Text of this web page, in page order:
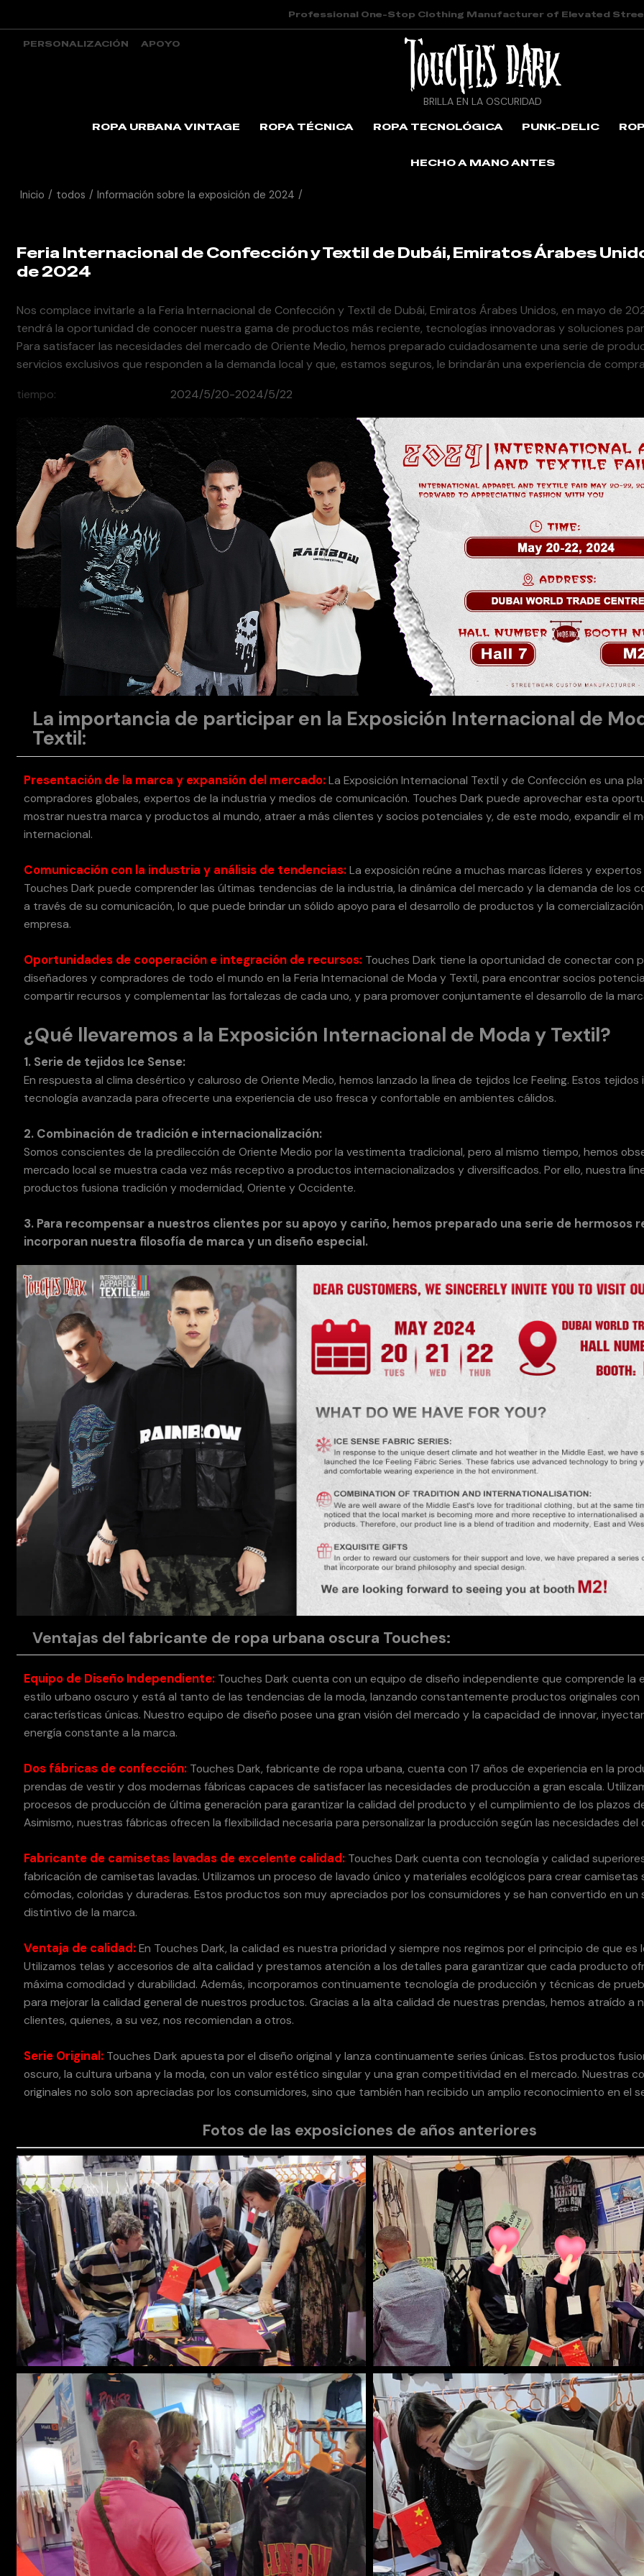
Professional One-Stop Clothing Manufacturer of Elevated
PERSONALIZACIÓN APOYO
BRILLA EN LA OSCURIDAD
ROPA URBANA VINTAGE
ROPA TÉCNICA ROPA TECNOLÓGICA PUNK-DELIC
HECHO A MANO ANTES
Inicio / todos / Información sobre la exposición de 2024 /
Feria Internacional de Confección y Textil de Dubái, Emiratos Árabes
de 2024
Nos complace invitarle a la Feria Internacional de Confección y Textil de Dubái, Emiratos Árabes Unidos, en mayo de
tendrá la oportunidad de conocer nuestra gama de productos más reciente, tecnologías innovadoras y soluciones
Para satisfacer las necesidades del mercado de Oriente Medio, hemos preparado cuidadosamente una serie de
servicios exclusivos que responden a la demanda local y que, estamos seguros, le brindarán una experiencia de
tiempo
2024/5/20-2024/5/22
La importancia de participar en la Exposición Internacional de
Textil:
Presentación de la marca y expansión del mercado:La Exposición Internacional Textil y de Confección es una
compradores globales, expertos de la industria y medios de comunicación. Touches Dark puede aprovechar esta
mostrar nuestra marca y productos al mundo, atraer a más clientes y socios potenciales y, de este modo, expandir el
internacional.
Comunicación con la industria y análisis de tendencias:La exposición reúne a muchas marcas líderes y
Touches Dark puede comprender las últimas tendencias de la industria, la dinámica del mercado y la demanda de los
a través de su comunicación, lo que puede brindar un sólido apoyo para el desarrollo de productos y la
empresa.
Oportunidades de cooperación e integración de recursos: Touches Dark tiene la oportunidad de conectar con
diseñadores y compradores de todo el mundo en la Feria Internacional de Moda y Textil, para encontrar socios
compartir recursos y complementar las fortalezas de cada uno, y para promover conjuntamente el desarrollo de la
¿Qué llevaremos a la Exposición Internacional de Moda y Textil?
1. Serie de tejidos Ice Sense:
En respuesta al clima desértico y caluroso de Oriente Medio, hemos lanzado la línea de tejidos Ice Feeling. Estos tejidos
tecnología avanzada para ofrecerte una experiencia de uso fresca y confortable en ambientes cálidos.
2. Combinación de tradición e internacionalización:
Somos conscientes de la predilección de Oriente Medio por la vestimenta tradicional, pero al mismo tiempo, hemos
mercado local se muestra cada vez más receptivo a productos internacionalizados y diversificados. Por ello, nuestra
productos fusiona tradición y modernidad, Oriente y Occidente.
3. Para recompensar a nuestros clientes por su apoyo y cariño, hemos preparado una serie de hermosos
incorporan nuestra filosofía de marca y un diseño especial.
Ventajas del fabricante de ropa urbana oscura Touches:
Equipo de Diseño Independiente: Touches Dark cuenta con un equipo de diseño independiente que comprende la
estilo urbano oscuro y está al tanto de las tendencias de la moda, lanzando constantemente productos originales con
características únicas. Nuestro equipo de diseño posee una gran visión del mercado y la capacidad de innovar,
energía constante a la marca.
Dos fábricas de confección: Touches Dark, fabricante de ropa urbana, cuenta con 17 años de experiencia en la
prendas de vestir y dos modernas fábricas capaces de satisfacer las necesidades de producción a gran escala.
procesos de producción de última generación para garantizar la calidad del producto y el cumplimiento de los plazos
Asimismo, nuestras fábricas ofrecen la flexibilidad necesaria para personalizar la producción según las necesidades del
Fabricante de camisetas lavadas de excelente calidad: Touches Dark cuenta con tecnología y calidad
fabricación de camisetas lavadas. Utilizamos un proceso de lavado único y materiales ecológicos para crear camisetas
cómodas, coloridas y duraderas. Estos productos son muy apreciados por los consumidores y se han convertido en un
distintivo de la marca.
Ventaja de calidad:En Touches Dark, la calidad es nuestra prioridad y siempre nos regimos por el principio de que es
Utilizamos telas y accesorios de alta calidad y prestamos atención a los detalles para garantizar que cada producto
máxima comodidad y durabilidad. Además, incorporamos continuamente tecnología de producción y técnicas de
para mejorar la calidad general de nuestros productos. Gracias a la alta calidad de nuestras prendas, hemos atraído a
clientes, quienes, a su vez, nos recomiendan a otros.
Serie Original: Touches Dark apuesta por el diseño original y lanza continuamente series únicas. Estos productos
oscuro, la cultura urbana y la moda, con un valor estético singular y una gran competitividad en el mercado. Nuestras
originales no solo son apreciadas por los consumidores, sino que también han recibido un amplio reconocimiento en el
Fotos de las exposiciones de años anteriores